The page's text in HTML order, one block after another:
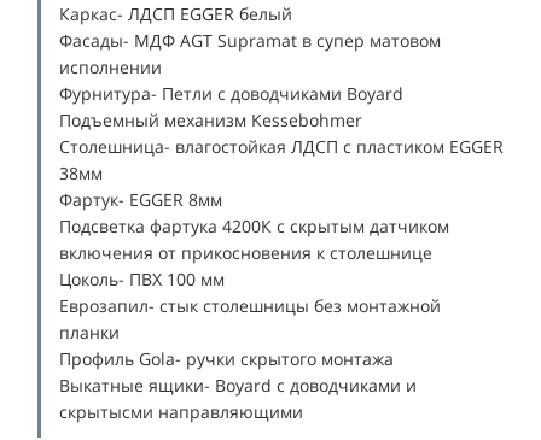
Каркас- ЛДСП EGGER белый
Фасады- МДФ AGT Supramat в супер матовом
исполнении
Фурнитура- Петли с доводчиками Boyard
Подъемный механизм Kessebohmer
Столешница- влагостойкая ЛДСП с пластиком EGGER
38мм
Фартук- EGGER 8мм
Подсветка фартука 4200К с скрытым датчиком
включения от прикосновения к столешнице
Цоколь- ПВХ 100 мм
Еврозапил- стык столешницы без монтажной
планки
Профиль Gola- ручки скрытого монтажа
Выкатные ящики- Boyard с доводчиками и
скрытысми направляющими